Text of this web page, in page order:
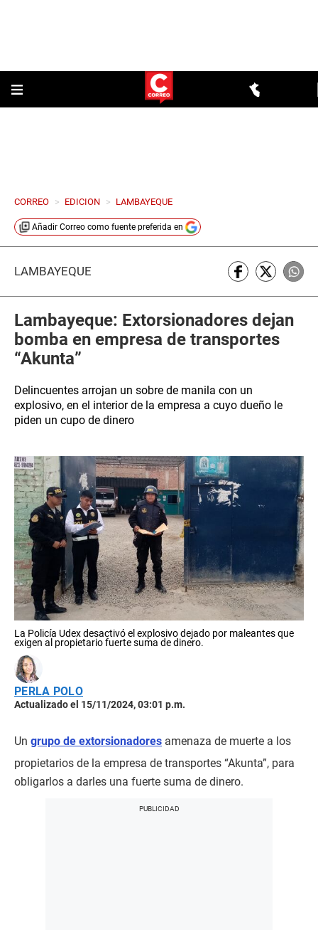
CORREO > EDICION > LAMBAYEQUE
Añadir Correo como fuente preferida en
LAMBAYEQUE
Lambayeque: Extorsionadores dejan
bomba en empresa de transportes
“Akunta”
Delincuentes arrojan un sobre de manila con un
explosivo, en el interior de la empresa a cuyo dueño le
piden un cupo de dinero
La Policía Udex desactivó el explosivo dejado por maleantes que
exigen al propietario fuerte suma de dinero.
PERLA POLO
Actualizado el 15/11/2024, 03:01 p.m.
Un grupo de extorsionadores amenaza de muerte a los
propietarios de la empresa de transportes “Akunta”, para
obligarlos a darles una fuerte suma de dinero.